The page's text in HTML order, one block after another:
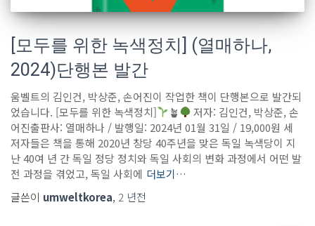
[모두를 위한 녹색정치] (열매하나,
2024)단행본 발간
움벨트의 김인건, 박상준, 손어진이 작업한 책이 단행본으로 발간되
었습니다. [모두를 위한 녹색정치]
🪴
저자: 김인건, 박상준, 손
어진출판사: 열매하나 / 발행일: 2024년 01월 31일 / 19,000원 세
저자들은 책을 통해 2020년 창당 40주년을 맞은 독일 녹색당이 지
난 40여 년 간 독일 정당 정치와 독일 사회의 변화 과정에서 어떤 발
전 과정을 겪었고, 독일 사회에 더보기…
글쓴이 umweltkorea, 2 년전